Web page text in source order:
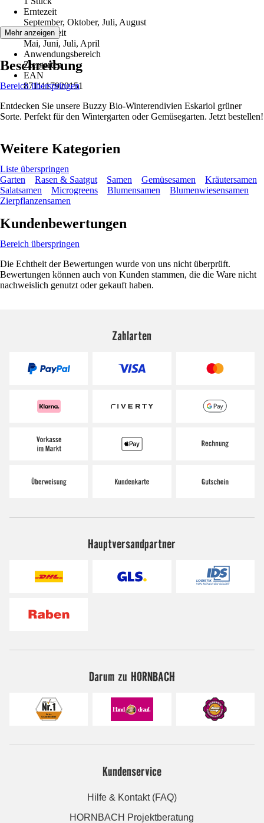
Erntezeit
September, Oktober, Juli, August
Aussaatzeit
Mai, Juni, Juli, April
Anwendungsbereich
Ziergarten
EAN
8711117920151
Mehr anzeigen
Beschreibung
Bereich überspringen
Entdecken Sie unsere Buzzy Bio-Winterendivien Eskariol grüner
Sorte. Perfekt für den Wintergarten oder Gemüsegarten. Jetzt bestellen!
Weitere Kategorien
Liste überspringen
Garten
Rasen & Saatgut Samen Gemüsesamen
Kräutersamen
Salatsamen
Microgreens Blumensamen
Blumenwiesensamen
Zierpflanzensamen
Kundenbewertungen
Bereich überspringen
Die Echtheit der Bewertungen wurde von uns nicht überprüft.
Bewertungen können auch von Kunden stammen, die die Ware nicht
nachweislich genutzt oder gekauft haben.
Zahlarten
Hauptversandpartner
Darum zu HORNBACH
Kundenservice
Hilfe & Kontakt (FAQ)
HORNBACH Projektberatung